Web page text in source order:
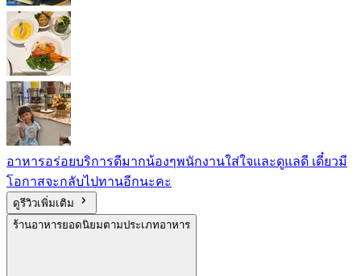
อาหารอร่อยบริการดีมากน้องๆพนักงานใส่ใจและดูแลดี เดี๋ยวมี
โอกาสจะกลับไปทานอีกนะคะ
ดูรีวิวเพิ่มเติม
ร้านอาหารยอดนิยมตามประเภทอาหาร